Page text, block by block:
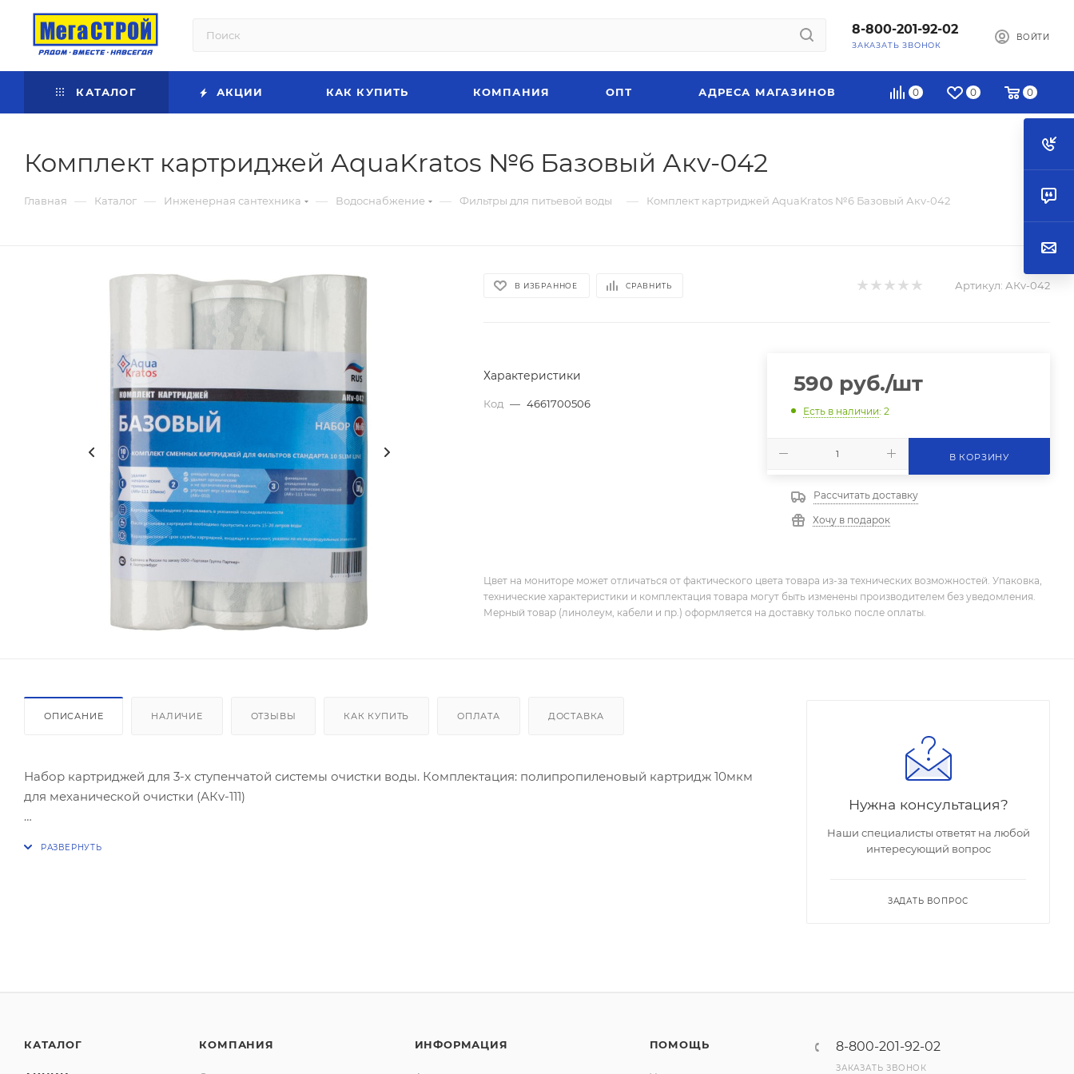
8-800-201-92-02
ЗАКАЗАТЬ ЗВОНОК
ВОЙТИ
0 0 0
КАТАЛОГ АКЦИИ КАК КУПИТЬ КОМПАНИЯ ОПТ АДРЕСА МАГАЗИНОВ
Комплект картриджей AquaKratos №6 Базовый Акv-042
Главная — Каталог — Инженерная сантехника — Водоснабжение — Фильтры для питьевой воды — Комплект картриджей AquaKratos №6 Базовый Акv-042
В ИЗБРАННОЕ СРАВНИТЬ Артикул: АКv-042
Характеристики
Код — 4661700506
590 руб./шт
Есть в наличии: 2
В КОРЗИНУ
Рассчитать доставку
Хочу в подарок
Цвет на мониторе может отличаться от фактического цвета товара из-за технических возможностей. Упаковка,
технические характеристики и комплектация товара могут быть изменены производителем без уведомления.
Мерный товар (линолеум, кабели и пр.) оформляется на доставку только после оплаты.
ОПИСАНИЕ НАЛИЧИЕ ОТЗЫВЫ КАК КУПИТЬ ОПЛАТА ДОСТАВКА
Набор картриджей для 3-х ступенчатой системы очистки воды. Комплектация: полипропиленовый картридж 10мкм
для механической очистки (АКv-111)
Нужна консультация?
Наши специалисты ответят на любой
интересующий вопрос
ЗАДАТЬ ВОПРОС
КАТАЛОГ КОМПАНИЯ ИНФОРМАЦИЯ ПОМОЩЬ 8-800-201-92-02
ЗАКАЗАТЬ ЗВОНОК